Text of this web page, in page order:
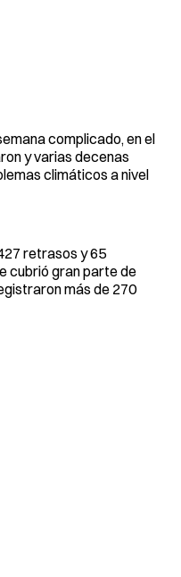
complicado, en el
y varias decenas
climáticos a nivel
retrasos y 65
cubrió gran parte de
más de 270